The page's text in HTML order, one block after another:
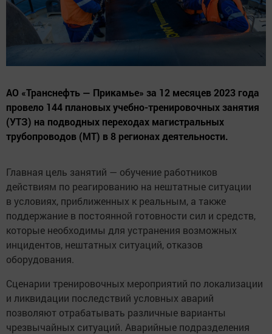
АО «Транснефть — Прикамье» за 12 месяцев 2023 года
провело 144 плановых учебно-тренировочных занятия
(УТЗ) на подводных переходах магистральных
трубопроводов (МТ) в 8 регионах деятельности.
Главная цель занятий — обучение работников
действиям по реагированию на нештатные ситуации
в условиях, приближенных к реальным, а также
поддержание в постоянной готовности сил и средств,
которые необходимы для устранения возможных
инцидентов, нештатных ситуаций, отказов
оборудования.
Сценарии тренировочных мероприятий по локализации
и ликвидации последствий условных аварий
позволяют отрабатывать различные варианты
чрезвычайных ситуаций. Аварийные подразделения